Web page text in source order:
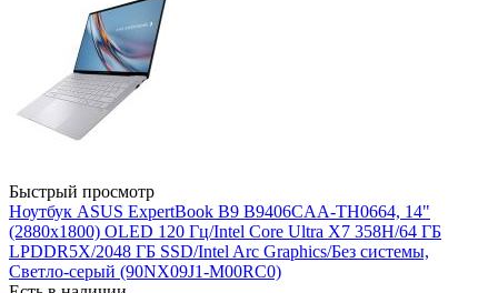
Быстрый просмотр
Ноутбук ASUS ExpertBook B9 B9406CAA-TH0664, 14"
(2880x1800) OLED 120 Гц/Intel Core Ultra X7 358H/64 ГБ
LPDDR5X/2048 ГБ SSD/Intel Arc Graphics/Без системы,
Светло-серый (90NX09J1-M00RC0)